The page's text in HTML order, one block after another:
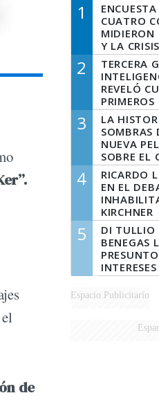
de
1
CUATRO
MIDIERON
Y LA
2
TERCERA
REVELÓ
PRIMEROS
3
LA
SOMBRAS
NUEVA
SOBRE EL
QUE
MARIDO
4
RICARDO
EN EL
KIRCHNER
5
DI TULLIO
BENEGAS
LEY DE
Espacio Publicitario